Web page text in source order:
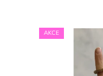
AKCE